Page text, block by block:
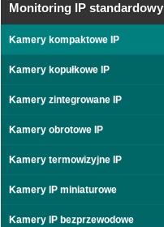
Monitoring IP standardowy
Kamery kompaktowe IP
Kamery kopułkowe IP
Kamery zintegrowane IP
Kamery obrotowe IP
Kamery termowizyjne IP
Kamery IP miniaturowe
Kamery IP bezprzewodowe